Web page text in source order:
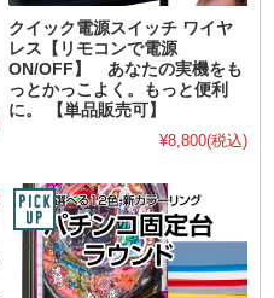
クイック電源スイッチ ワイヤ
レス【リモコンで電源
ON/OFF】 あなたの実機をも
っとかっこよく。もっと便利
に。 【単品販売可】
¥8,800(税込)